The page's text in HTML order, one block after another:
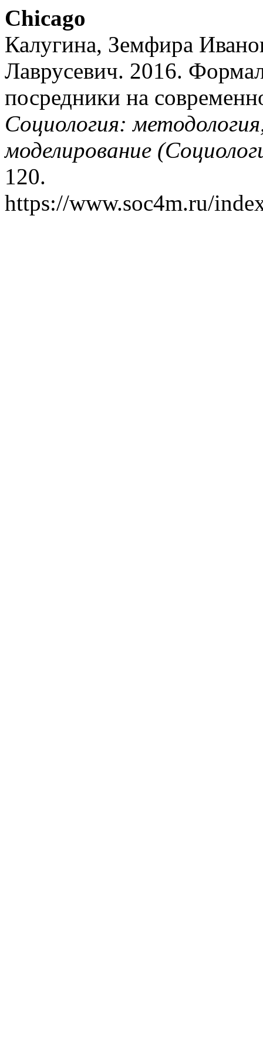
Chicago
Калугина, Земфира
Лаврусевич. 2016.
посредники на
Социология:
моделирование
120.
https://www.soc4m.ru/